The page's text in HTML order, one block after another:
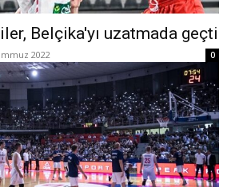
Belçika'yı uzatmada geçti
2022 0